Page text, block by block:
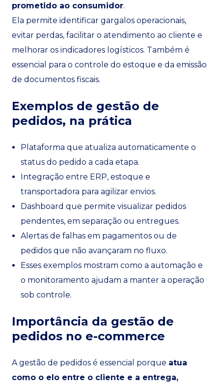
prometido ao consumidor.
Ela permite identificar gargalos operacionais,
evitar perdas, facilitar o atendimento ao cliente e
melhorar os indicadores logísticos. Também é
essencial para o controle do estoque e da emissão
de documentos fiscais.
Exemplos de gestão de
pedidos, na prática
Plataforma que atualiza automaticamente o
status do pedido a cada etapa.
Integração entre ERP, estoque e
transportadora para agilizar envios.
Dashboard que permite visualizar pedidos
pendentes, em separação ou entregues.
Alertas de falhas em pagamentos ou de
pedidos que não avançaram no fluxo.
Esses exemplos mostram como a automação e
o monitoramento ajudam a manter a operação
sob controle.
Importância da gestão de
pedidos no e-commerce
A gestão de pedidos é essencial porque atua
como o elo entre o cliente e a entrega,